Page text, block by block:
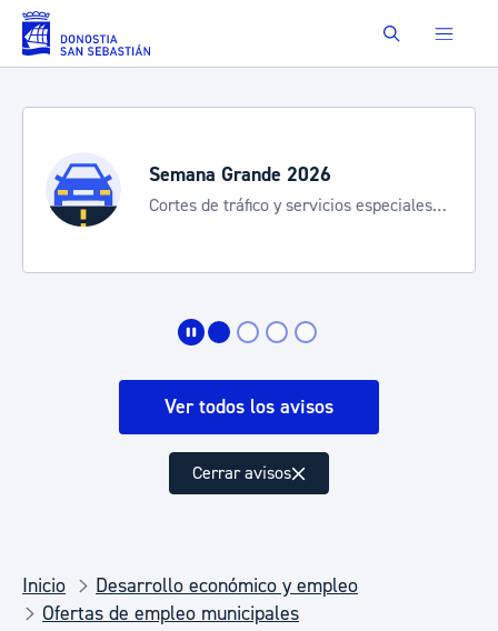
Saltar al contenido principal Buscar
Semana Grande 2026
Cortes de tráfico y servicios especiales
Ver todos los avisos
Cerrar avisos
Inicio
Desarrollo económico y empleo
Ofertas de empleo municipales